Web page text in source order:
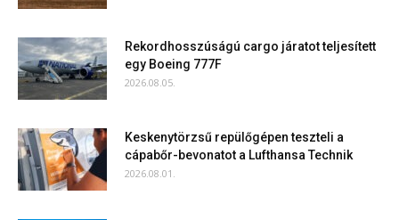
Rekordhosszúságú cargo járatot teljesített
egy Boeing 777F
2026.08.05.
Keskenytörzsű repülőgépen teszteli a
cápabőr-bevonatot a Lufthansa Technik
2026.08.01.